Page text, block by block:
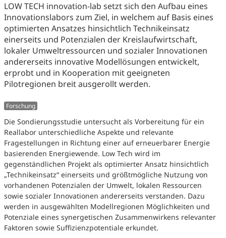
LOW TECH innovation-lab setzt sich den Aufbau eines
Innovationslabors zum Ziel, in welchem auf Basis eines
optimierten Ansatzes hinsichtlich Technikeinsatz
einerseits und Potenzialen der Kreislaufwirtschaft,
lokaler Umweltressourcen und sozialer Innovationen
andererseits innovative Modellösungen entwickelt,
erprobt und in Kooperation mit geeigneten
Pilotregionen breit ausgerollt werden.
Forschung
Die Sondierungsstudie untersucht als Vorbereitung für ein
Reallabor unterschiedliche Aspekte und relevante
Fragestellungen in Richtung einer auf erneuerbarer Energie
basierenden Energiewende. Low Tech wird im
gegenständlichen Projekt als optimierter Ansatz hinsichtlich
„Technikeinsatz“ einerseits und größtmögliche Nutzung von
vorhandenen Potenzialen der Umwelt, lokalen Ressourcen
sowie sozialer Innovationen andererseits verstanden. Dazu
werden in ausgewählten Modellregionen Möglichkeiten und
Potenziale eines synergetischen Zusammenwirkens relevanter
Faktoren sowie Suffizienzpotentiale erkundet.